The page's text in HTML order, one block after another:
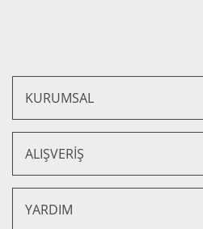
KURUMSAL
ALIŞVERİŞ
YARDIM